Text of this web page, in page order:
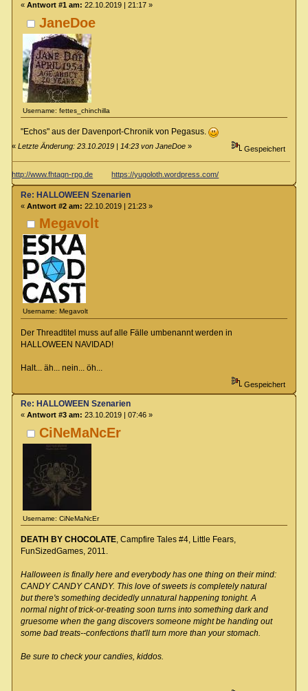
JaneDoe
Username: fettes_chinchilla
« Antwort #1 am: 22.10.2019 | 21:17 »
"Echos" aus der Davenport-Chronik von Pegasus.
«Letzte Änderung: 23.10.2019 | 14:23 von JaneDoe » Gespeichert
http://www.fhtagn-rpg.de https://yugoloth.wordpress.com/
Megavolt
Username: Megavolt
Re: HALLOWEEN Szenarien
« Antwort #2 am: 22.10.2019 | 21:23 »
Der Threadtitel muss auf alle Fälle umbenannt werden in
HALLOWEEN NAVIDAD!
Halt... äh... nein... öh...
Gespeichert
CiNeMaNcEr
Username: CiNeMaNcEr
Re: HALLOWEEN Szenarien
« Antwort #3 am: 23.10.2019 | 07:46 »
DEATH BY CHOCOLATE, Campfire Tales #4, Little Fears,
FunSizedGames, 2011.
Halloween is finally here and everybody has one thing on their mind:
CANDY CANDY CANDY. This love of sweets is completely natural
but there's something decidedly unnatural happening tonight. A
normal night of trick-or-treating soon turns into something dark and
gruesome when the gang discovers someone might be handing out
some bad treats--confections that'll turn more than your stomach.
Be sure to check your candies, kiddos.